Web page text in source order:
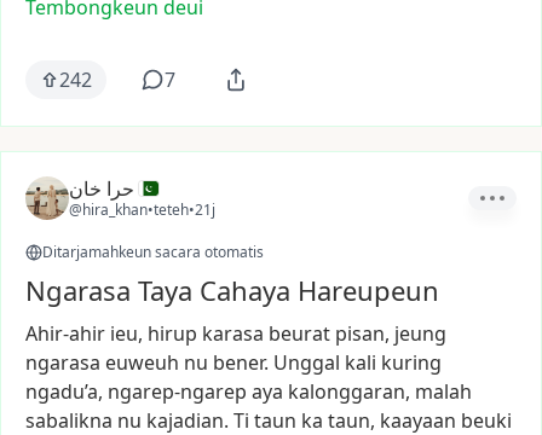
Tembongkeun deui
242 7
حرا خان
@hira_khan•teteh•21j
Ditarjamahkeun sacara otomatis
Ngarasa Taya Cahaya Hareupeun
Ahir-ahir ieu, hirup karasa beurat pisan, jeung
ngarasa euweuh nu bener. Unggal kali kuring
ngadu’a, ngarep-ngarep aya kalonggaran, malah
sabalikna nu kajadian. Ti taun ka taun, kaayaan beuki